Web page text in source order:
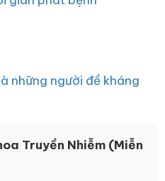
những người đề kháng
Truyền Nhiễm (Miễn